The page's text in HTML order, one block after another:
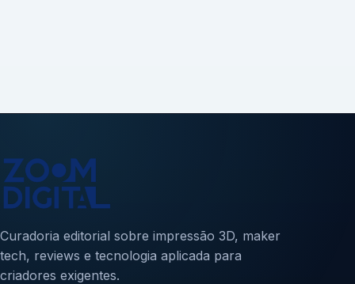
Curadoria editorial sobre impressão 3D, maker
tech, reviews e tecnologia aplicada para
criadores exigentes.